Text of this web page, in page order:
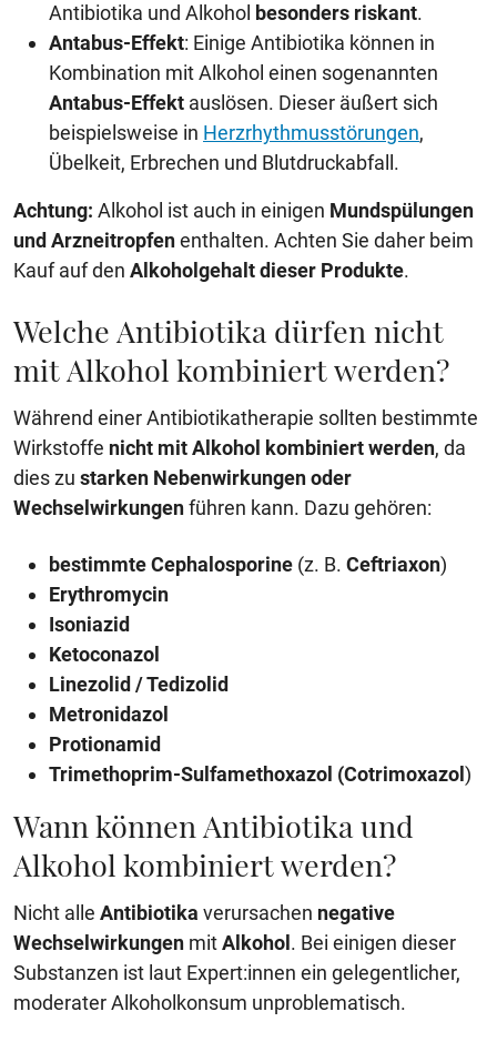
Antibiotika und Alkohol besonders riskant.
Antabus-Effekt: Einige Antibiotika können in
Kombination mit Alkohol einen sogenannten
Antabus-Effekt auslösen. Dieser äußert sich
beispielsweise in Herzrhythmusstörungen,
Übelkeit, Erbrechen und Blutdruckabfall.
Achtung: Alkohol ist auch in einigen Mundspülungen
und Arzneitropfenenthalten. Achten Sie daher beim
Kauf auf den Alkoholgehalt dieser Produkte.
Welche Antibiotika dürfen nicht
mit Alkohol kombiniert werden?
Während einer Antibiotikatherapie sollten bestimmte
Wirkstoffe nicht mit Alkohol kombiniert werden, da
dies zu starken Nebenwirkungen oder
Wechselwirkungenführen kann. Dazu gehören:
bestimmteCephalosporine (z. B. Ceftriaxon)
Erythromycin
Isoniazid
Ketoconazol
Linezolid / Tedizolid
Metronidazol
Protionamid
Trimethoprim-Sulfamethoxazol (Cotrimoxazol )
Wann können Antibiotika und
Alkohol kombiniert werden?
Nicht alle Antibiotika verursachen negative
Wechselwirkungen mitAlkohol . Bei einigen dieser
Substanzen ist laut Expert:innen ein gelegentlicher,
moderater Alkoholkonsum unproblematisch.